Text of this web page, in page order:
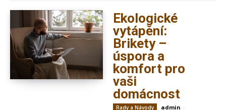
Ekologické
vytápění:
Brikety –
úspora a
komfort pro
vaši
domácnost
Rady a Návody admin -